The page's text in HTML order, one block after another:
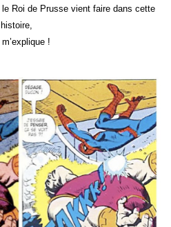
le Roi de Prusse vient faire dans cette
histoire,
m’explique !